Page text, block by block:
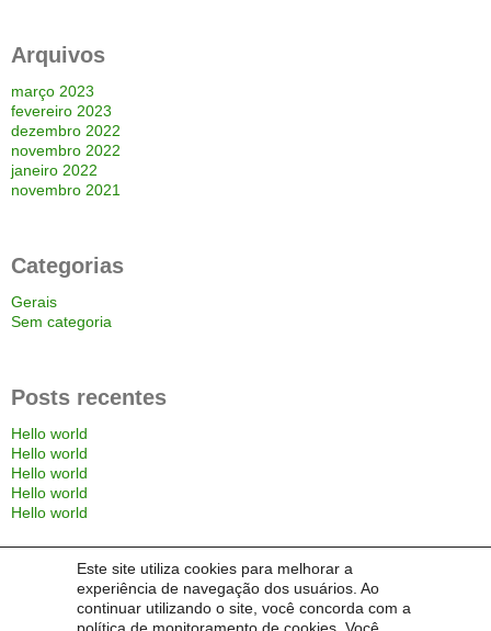
Este site utiliza cookies para melhorar a
experiência de navegação dos usuários. Ao
continuar utilizando o site, você concorda com a
Arquivos
março 2023
fevereiro 2023
dezembro 2022
novembro 2022
janeiro 2022
novembro 2021
Categorias
Gerais
Sem categoria
Posts recentes
Hello world
Hello world
Hello world
Hello world
Hello world
Comentários